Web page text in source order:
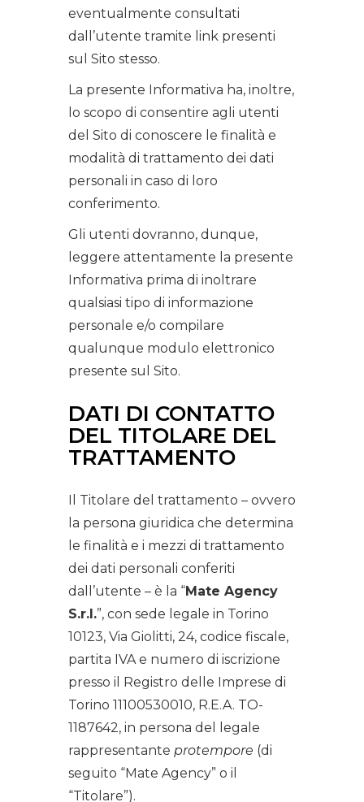
eventualmente consultati
dall’utente tramite link presenti
sul Sito stesso.
La presente Informativa ha, inoltre,
lo scopo di consentire agli utenti
del Sito di conoscere le finalità e
modalità di trattamento dei dati
personali in caso di loro
conferimento.
Gli utenti dovranno, dunque,
leggere attentamente la presente
Informativa prima di inoltrare
qualsiasi tipo di informazione
personale e/o compilare
qualunque modulo elettronico
presente sul Sito.
DATI DI CONTATTO
DEL TITOLARE DEL
TRATTAMENTO
Il Titolare del trattamento – ovvero
la persona giuridica che determina
le finalità e i mezzi di trattamento
dei dati personali conferiti
dall’utente – è la “Mate Agency
S.r.l.”, con sede legale in Torino
10123, Via Giolitti, 24, codice fiscale,
partita IVA e numero di iscrizione
presso il Registro delle Imprese di
Torino 11100530010, R.E.A. TO-
1187642, in persona del legale
rappresentante protempore (di
seguito “Mate Agency” o il
“Titolare”).